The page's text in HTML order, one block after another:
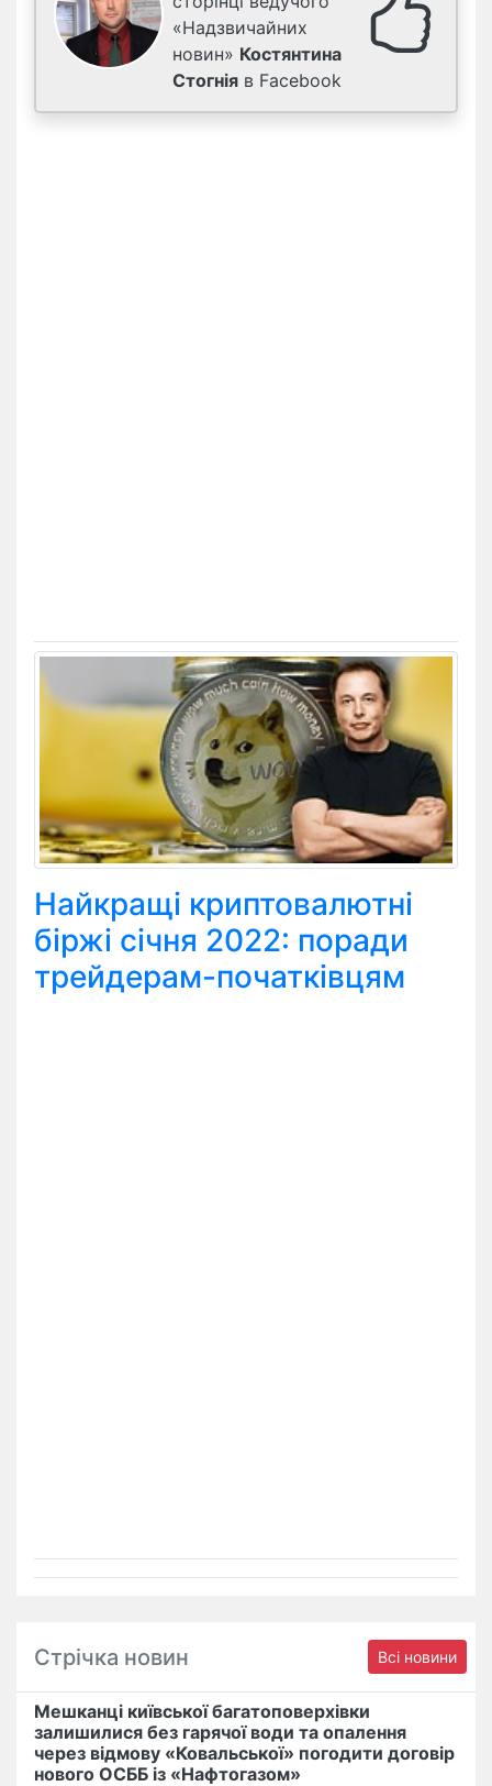
«Надзвичайних
новин» Костянтина
Стогнія в Facebook
Найкращі криптовалютні
біржі січня 2022: поради
трейдерам-початківцям
Стрічка новин Всі новини
Мешканці київської багатоповерхівки
залишилися без гарячої води та опалення
через відмову «Ковальської» погодити договір
нового ОСББ із «Нафтогазом»